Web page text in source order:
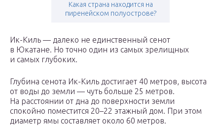
Какая страна находится на
пиренейском полуострове?
Ик-Киль — далеко не единственный сенот
в Юкатане. Но точно один из самых зрелищных
и самых глубоких.
Глубина сенота Ик-Киль достигает 40 метров, высота
от воды до земли — чуть больше 25 метров.
На расстоянии от дна до поверхности земли
спокойно поместится 20–22 этажный дом. При этом
диаметр ямы составляет около 60 метров.